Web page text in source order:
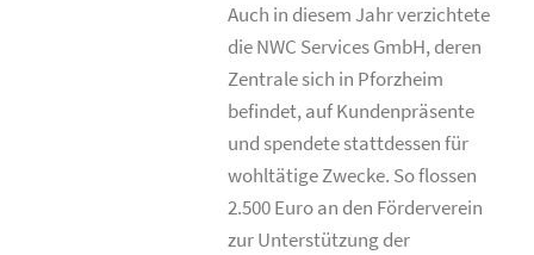
Auch in diesem Jahr verzichtete
die NWC Services GmbH, deren
Zentrale sich in Pforzheim
befindet, auf Kundenpräsente
und spendete stattdessen für
wohltätige Zwecke. So flossen
2.500 Euro an den Förderverein
zur Unterstützung der